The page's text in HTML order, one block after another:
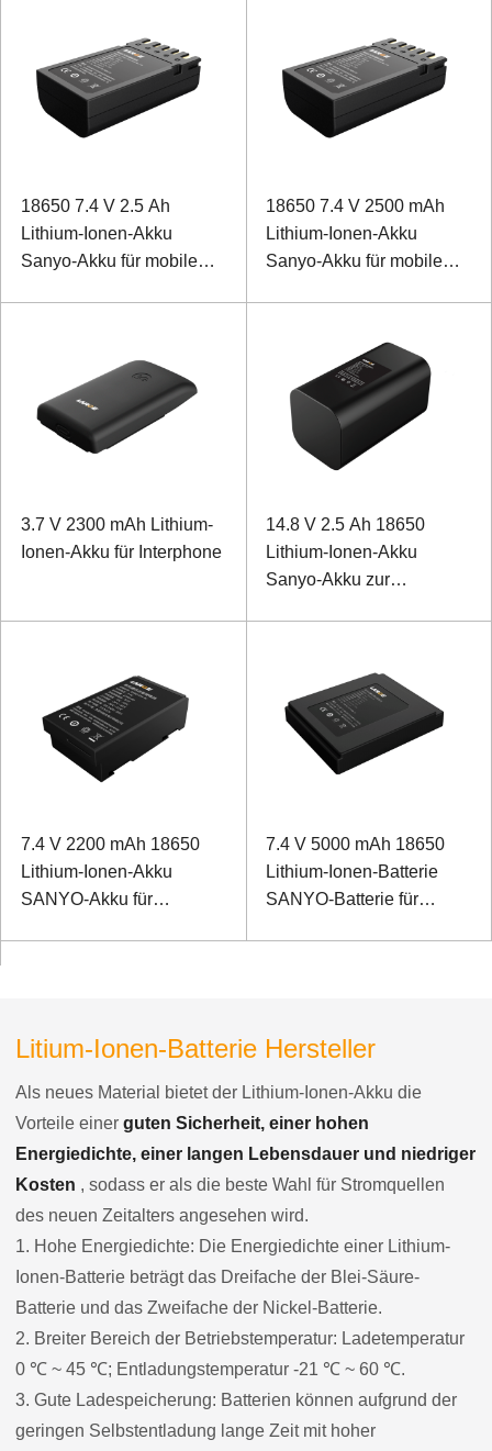
18650 7.4 V 2.5 Ah
Lithium-Ionen-Akku
Sanyo-Akku für mobile
18650 7.4 V 2500 mAh
Lithium-Ionen-Akku
Sanyo-Akku für mobile
3.7 V 2300 mAh Lithium-
Ionen-Akku für Interphone
14.8 V 2.5 Ah 18650
Lithium-Ionen-Akku
Sanyo-Akku zur
7.4 V 2200 mAh 18650
Lithium-Ionen-Akku
SANYO-Akku für
7.4 V 5000 mAh 18650
Lithium-Ionen-Batterie
SANYO-Batterie für
Litium-Ionen-Batterie Hersteller
Als neues Material bietet der Lithium-Ionen-Akku die
Vorteile einer guten Sicherheit, einer hohen
Energiedichte, einer langen Lebensdauer und niedriger
Kosten , sodass er als die beste Wahl für Stromquellen
des neuen Zeitalters angesehen wird.
1. Hohe Energiedichte: Die Energiedichte einer Lithium-
Ionen-Batterie beträgt das Dreifache der Blei-Säure-
Batterie und das Zweifache der Nickel-Batterie.
2. Breiter Bereich der Betriebstemperatur: Ladetemperatur
0 ℃ ~ 45 ℃; Entladungstemperatur -21 ℃ ~ 60 ℃.
3. Gute Ladespeicherung: Batterien können aufgrund der
geringen Selbstentladung lange Zeit mit hoher